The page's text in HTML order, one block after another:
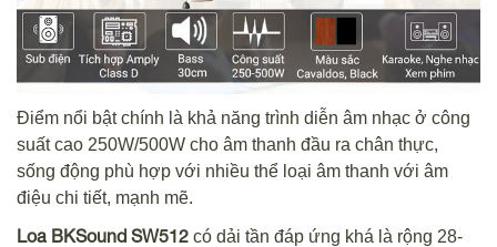
Điểm nổi bật chính là khả năng trình diễn âm nhạc ở công
suất cao 250W/500W cho âm thanh đầu ra chân thực,
sống động phù hợp với nhiều thể loại âm thanh với âm
điệu chi tiết, mạnh mẽ.
Loa BKSound SW512 có dải tần đáp ứng khá là rộng 28-